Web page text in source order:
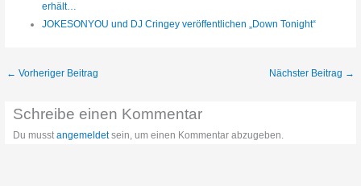
erhält…
JOKESONYOU und DJ Cringey veröffentlichen „Down Tonight“
← Vorheriger Beitrag Nächster Beitrag →
Schreibe einen Kommentar
Du musstangemeldetsein, um einen Kommentar abzugeben.